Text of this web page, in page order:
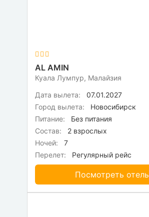
AL AMIN
Куала Лумпур, Малайзия
Дата вылета:
07.01.2027
Город вылета:
Новосибирск
Питание:
Без питания
Состав:
2 взрослых
Ночей:
7
Перелет:
Регулярный рейс
Посмотреть отель